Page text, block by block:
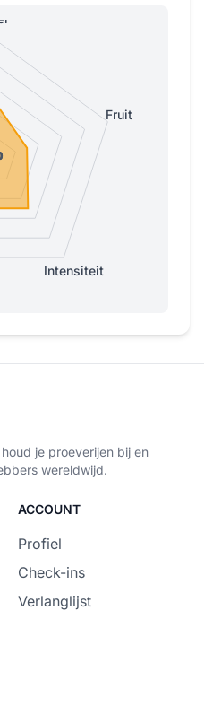
Fruitig
Intensiteit
je proeverijen bij en
wereldwijd.
ACCOUNT
Profiel
Check-ins
Verlanglijst